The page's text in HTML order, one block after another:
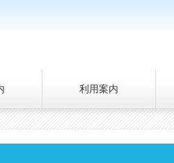
利用案内